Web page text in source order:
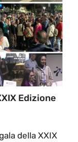
Edizione
della XXIX